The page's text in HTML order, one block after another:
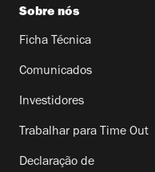
Sobre nós
Ficha Técnica
Comunicados
Investidores
Trabalhar para Time Out
Declaração de